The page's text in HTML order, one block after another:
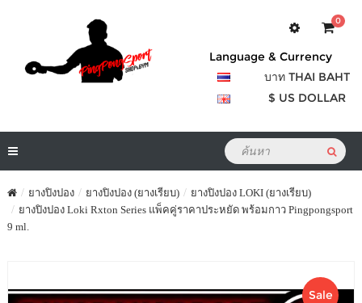
0
Language & Currency
บาท THAI BAHT
$ US DOLLAR
ยางปิงปอง ยางปิงปอง (ยางเรียบ)
ยางปิงปอง LOKI (ยางเรียบ)
ยางปิงปอง Loki Rxton Series แพ็คคู่ราคาประหยัด พร้อมกาว Pingpongsport
9 ml.
Sale